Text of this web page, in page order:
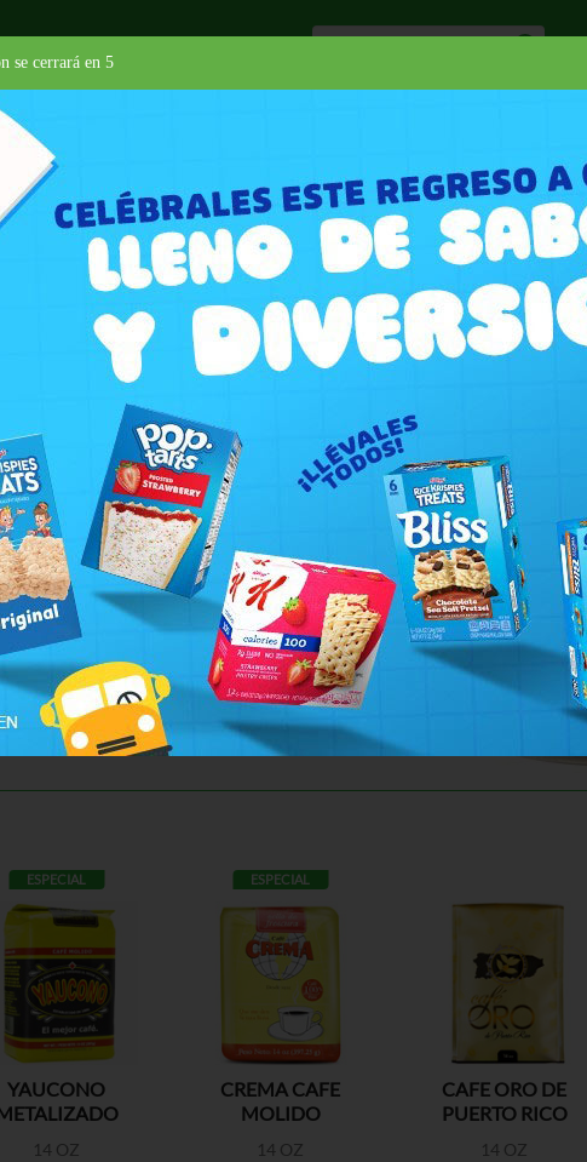
Provisiones Lácteos
Hogar, Salud y
Belleza
Deli y Bakery
CAFE RICO EXPRESO
8.8 OZ
ESPECIAL
YAUCONO
14 OZ
ESPECIAL
CREMA CAFE
MOLIDO
14 OZ
CAFE ORO DE
PUERTO RICO
14 OZ
se cerrará en 4